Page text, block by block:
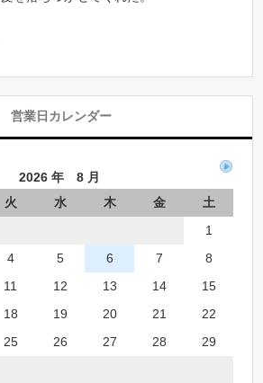
営業日カレンダー
2026 年 8 月
火 水 木 金
土
1
4 5 6 7
8
11 12 13 14
15
18 19 20 21
22
25 26 27 28
29